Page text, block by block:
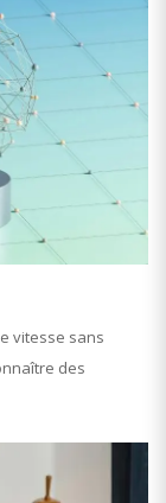
vitesse sans
des